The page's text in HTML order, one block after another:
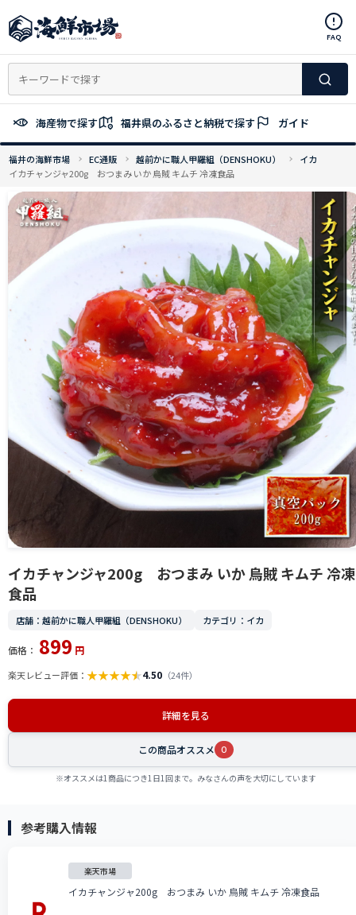
ン
ン
へ
ッ
プ
FAQ
海産物で探す 福井県のふるさと納税で探す ガイド
福井の海鮮市場 EC通販 越前かに職人甲羅組（DENSHOKU）
イカ
イカチャンジャ200g おつまみ いか 烏賊 キムチ 冷凍食品
イカチャンジャ200g おつまみ いか 烏賊 キムチ 冷凍
食品
店舗：越前かに職人甲羅組（DENSHOKU） カテゴリ：イカ
価格： 899 円
楽天レビュー評価： ★★★★★4.50 （24件）
詳細を見る
この商品オススメ 0
※オススメは1商品につき1日1回まで。みなさんの声を大切にしています
参考購入情報
楽天市場
イカチャンジャ200g おつまみ いか 烏賊 キムチ 冷凍食品